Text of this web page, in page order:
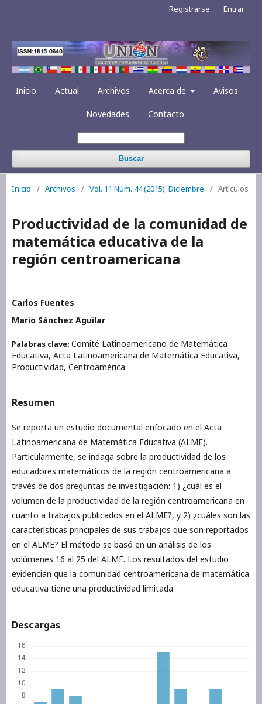
Inicio Actual Archivos Acerca de Avisos
Novedades Contacto
Buscar
Registrarse Entrar
Inicio / Archivos / Vol. 11 Núm. 44 (2015): Diciembre / Artículos
Productividad de la comunidad de
matemática educativa de la
región centroamericana
Carlos Fuentes
Mario Sánchez Aguilar
Palabras clave: Comité Latinoamericano de Matemática
Educativa, Acta Latinoamericana de Matemática Educativa,
Productividad, Centroamérica
Resumen
Se reporta un estudio documental enfocado en el Acta
Latinoamericana de Matemática Educativa (ALME).
Particularmente, se indaga sobre la productividad de los
educadores matemáticos de la región centroamericana a
través de dos preguntas de investigación: 1) ¿cuál es el
volumen de la productividad de la región centroamericana en
cuanto a trabajos publicados en el ALME?, y 2) ¿cuáles son las
características principales de sus trabajos que son reportados
en el ALME? El método se basó en un análisis de los
volúmenes 16 al 25 del ALME. Los resultados del estudio
evidencian que la comunidad centroamericana de matemática
educativa tiene una productividad limitada
Descargas